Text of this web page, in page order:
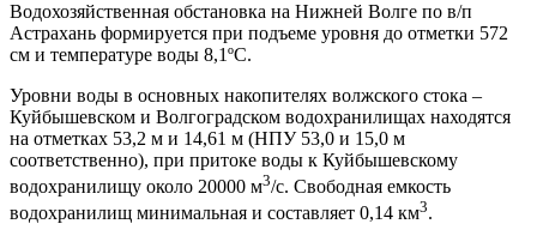
Водохозяйственная обстановка на Нижней Волге по в/п
Астрахань формируется при подъеме уровня до отметки 572
см и температуре воды 8,1ºС.
Уровни воды в основных накопителях волжского стока –
Куйбышевском и Волгоградском водохранилищах находятся
на отметках 53,2 м и 14,61 м (НПУ 53,0 и 15,0 м
соответственно), при притоке воды к Куйбышевскому
водохранилищу около 20000 м3/с. Свободная емкость
водохранилищ минимальная и составляет 0,14 км3.